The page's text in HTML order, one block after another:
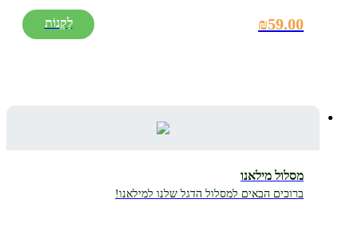
₪59.00
מסלול מילאנו
ברוכים הבאים למסלול הדגל שלנו למילאנו!